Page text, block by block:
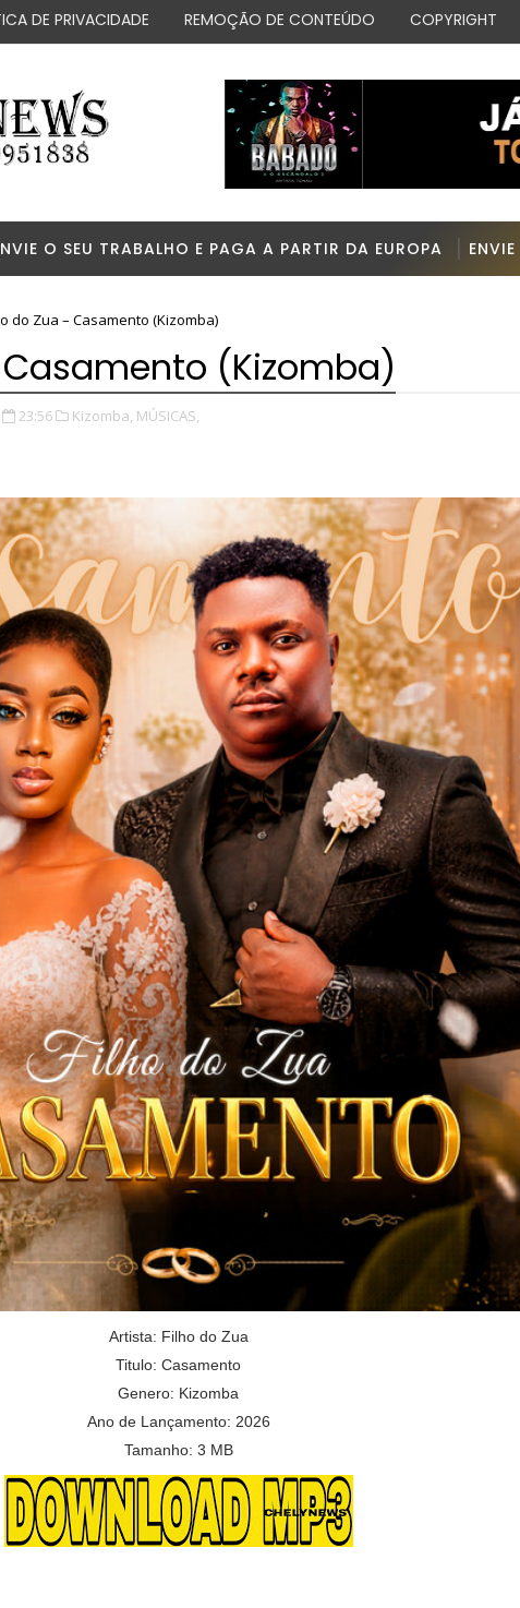
DE PRIVACIDADE REMOÇÃO DE CONTEÚDO COPYRIGHT
O SEU TRABALHO E PAGA A PARTIR DA EUROPA
do Zua – Casamento (Kizomba)
(Kizomba)
23:56 Kizomba, MÚSICAS,
Artista: Filho do Zua
Titulo:Casamento
Genero: Kizomba
Ano de Lançamento: 2026
Tamanho: 3 MB